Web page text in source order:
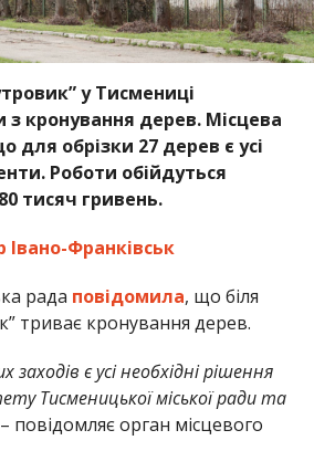
у Тисмениці
кронування дерев. Місцева
для обрізки 27 дерев є усі
Роботи обійдуться
тисяч гривень.
Івано-Франківськ
рада повідомила, що біля
триває кронування дерев.
заходів є усі необхідні рішення
Тисменицької міської ради та
повідомляє орган місцевого